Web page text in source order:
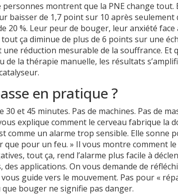
montrent que la PNE change tout.
baisser de 1,7 point sur 10 après seulement
20 %. Leur peur de bouger, leur anxiété
ça diminue de plus de 6 points sur une
une réduction mesurable de la souffrance. Et
de la thérapie manuelle, les résultats
en pratique ?
30 et 45 minutes. Pas de machines. Pas de
explique comment le cerveau fabrique la
comme un alarme trop sensible. Elle sonne
que pour un feu. » Il vous montre comment
tout ça, rend l’alarme plus facile à
des applications. On vous demande de
guide vers le mouvement. Pas pour «
bouger ne signifie pas danger.